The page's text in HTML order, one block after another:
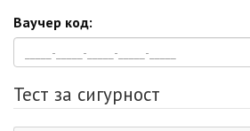
Ваучер код:
Тест за сигурност